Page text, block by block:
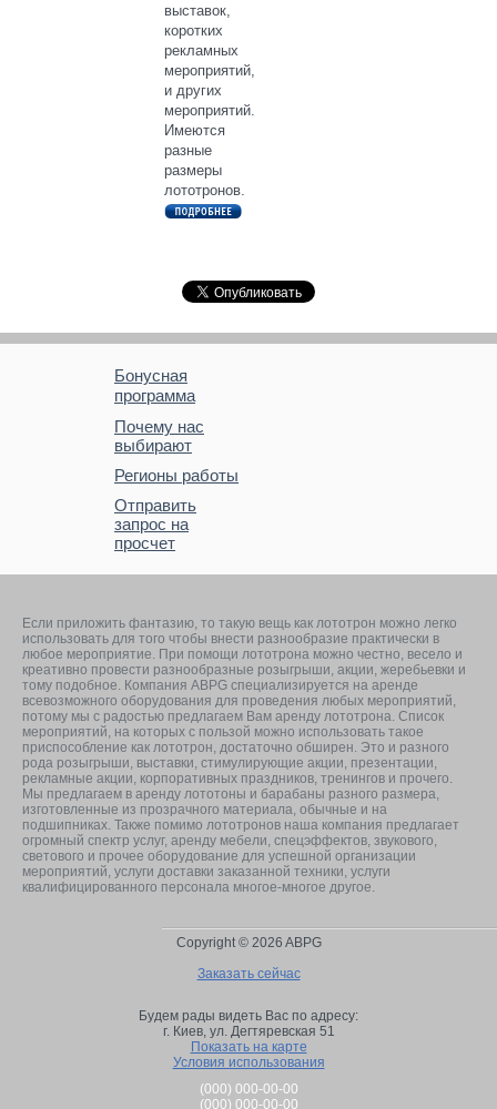
выставок,
коротких
рекламных
мероприятий,
и других
мероприятий.
Имеются
разные
размеры
лототронов.
Бонусная
программа
Почему нас
выбирают
Регионы работы
Отправить
запрос на
просчет
Если приложить фантазию, то такую вещь как лототрон можно легко
использовать для того чтобы внести разнообразие практически в
любое мероприятие. При помощи лототрона можно честно, весело и
креативно провести разнообразные розыгрыши, акции, жеребьевки и
тому подобное. Компания ABPG специализируется на аренде
всевозможного оборудования для проведения любых мероприятий,
потому мы с радостью предлагаем Вам аренду лототрона. Список
мероприятий, на которых с пользой можно использовать такое
приспособление как лототрон, достаточно обширен. Это и разного
рода розыгрыши, выставки, стимулирующие акции, презентации,
рекламные акции, корпоративных праздников, тренингов и прочего.
Мы предлагаем в аренду лототоны и барабаны разного размера,
изготовленные из прозрачного материала, обычные и на
подшипниках. Также помимо лототронов наша компания предлагает
огромный спектр услуг, аренду мебели, спецэффектов, звукового,
светового и прочее оборудование для успешной организации
мероприятий, услуги доставки заказанной техники, услуги
квалифицированного персонала многое-многое другое.
Copyright © 2026 ABPG
Заказать сейчас
Будем рады видеть Вас по адресу:
г. Киев, ул. Дегтяревская 51
Показать на карте
Условия использования
(000) 000-00-00
(000) 000-00-00